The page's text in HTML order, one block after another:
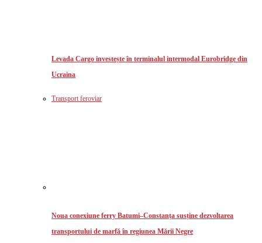
Levada Cargo investește în terminalul intermodal Eurobridge din
Ucraina
Transport feroviar
Noua conexiune ferry Batumi–Constanța susține dezvoltarea
transportului de marfă în regiunea Mării Negre